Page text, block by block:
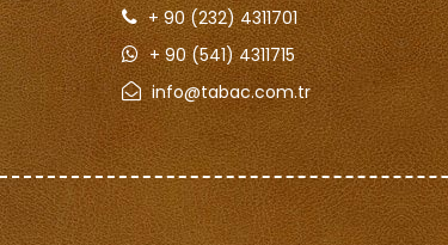
+ 90 (232) 4311701
+ 90 (541) 4311715
info@tabac.com.tr